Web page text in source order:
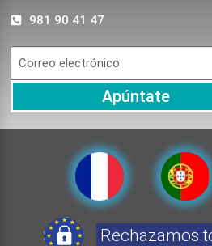
981 90 41 47
Apúntate
Rechazamos